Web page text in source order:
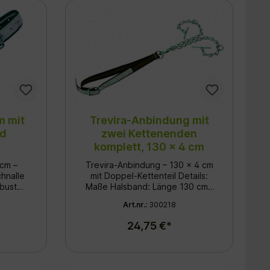
mit
–
Trevira-Anbindung mit
zwei Kettenenden
komplett, 130 x 4 cm
Trevira-Anbindung – 130 x 4 cm
mit Doppel-Kettenteil Details:
Maße Halsband: Länge 130 cm /
Hochfestes Trevira-Gewebe
Karabinerhaken und Knebel
Art.nr.: 300218
24,75 €*